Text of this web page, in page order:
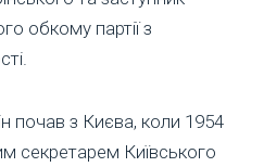
обкому партії з
почав з Києва, коли 1954
секретарем Київського